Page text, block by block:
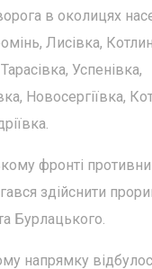
в околицях
Лисівка,
Успенівка,
Новосергіївка,
фронті
здійснити
Бурлацького.
напрямку